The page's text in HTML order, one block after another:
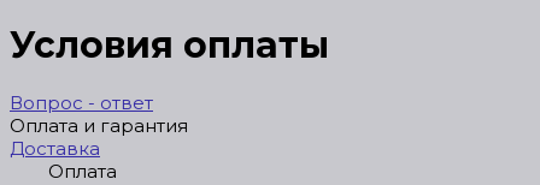
Условия оплаты
Вопрос - ответ
Оплата и гарантия
Доставка
Оплата